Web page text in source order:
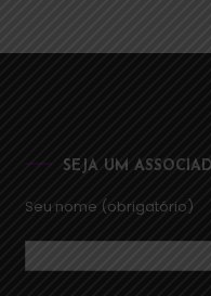
SEJA UM
Seu nome (obrigatório)